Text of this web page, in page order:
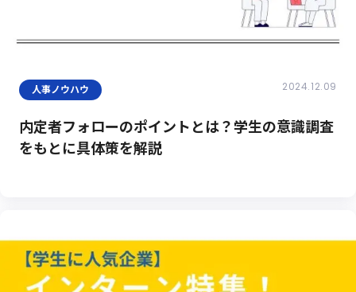
人事ノウハウ 2024.12.09
内定者フォローのポイントとは？学生の意識調査
をもとに具体策を解説